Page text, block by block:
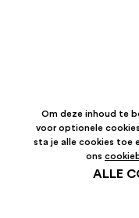
Om deze inhoud te
voor optionele
sta je alle cookies toe
ons
ALLE